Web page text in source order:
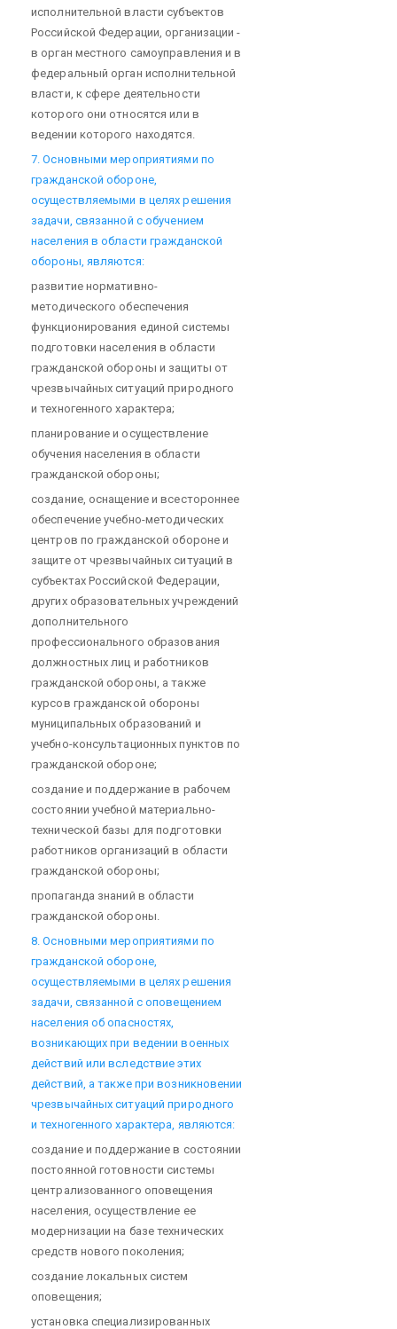
исполнительной власти субъектов
Российской Федерации, организации -
в орган местного самоуправления и в
федеральный орган исполнительной
власти, к сфере деятельности
которого они относятся или в
ведении которого находятся.
7. Основными мероприятиями по
гражданской обороне,
осуществляемыми в целях решения
задачи, связанной с обучением
населения в области гражданской
обороны, являются:
развитие нормативно-
методического обеспечения
функционирования единой системы
подготовки населения в области
гражданской обороны и защиты от
чрезвычайных ситуаций природного
и техногенного характера;
планирование и осуществление
обучения населения в области
гражданской обороны;
создание, оснащение и всестороннее
обеспечение учебно-методических
центров по гражданской обороне и
защите от чрезвычайных ситуаций в
субъектах Российской Федерации,
других образовательных учреждений
дополнительного
профессионального образования
должностных лиц и работников
гражданской обороны, а также
курсов гражданской обороны
муниципальных образований и
учебно-консультационных пунктов по
гражданской обороне;
создание и поддержание в рабочем
состоянии учебной материально-
технической базы для подготовки
работников организаций в области
гражданской обороны;
пропаганда знаний в области
гражданской обороны.
8. Основными мероприятиями по
гражданской обороне,
осуществляемыми в целях решения
задачи, связанной с оповещением
населения об опасностях,
возникающих при ведении военных
действий или вследствие этих
действий, а также при возникновении
чрезвычайных ситуаций природного
и техногенного характера, являются:
создание и поддержание в состоянии
постоянной готовности системы
централизованного оповещения
населения, осуществление ее
модернизации на базе технических
средств нового поколения;
создание локальных систем
оповещения;
установка специализированных